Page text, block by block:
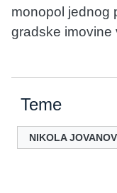
monopol jednog
gradske imovine
Teme
NIKOLA